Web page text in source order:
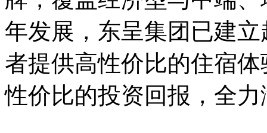
年发展，东呈集团已建
者提供高性价比的住宿
性价比的投资回报，全